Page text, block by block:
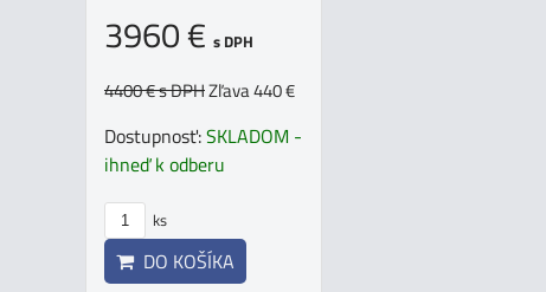
3960 € s DPH
4400 €s DPHZľava 440 €
Dostupnosť:SKLADOM -
ihneď k odberu
ks
DO KOŠÍKA